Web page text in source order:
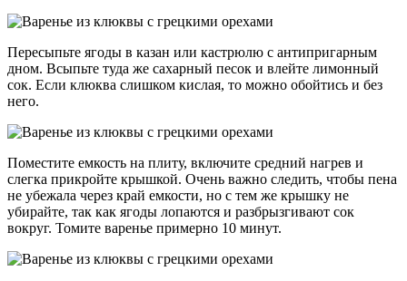
Пересыпьте ягоды в казан или кастрюлю с антипригарным
дном. Всыпьте туда же сахарный песок и влейте лимонный
сок. Если клюква слишком кислая, то можно обойтись и без
него.
Поместите емкость на плиту, включите средний нагрев и
слегка прикройте крышкой. Очень важно следить, чтобы пена
не убежала через край емкости, но с тем же крышку не
убирайте, так как ягоды лопаются и разбрызгивают сок
вокруг. Томите варенье примерно 10 минут.